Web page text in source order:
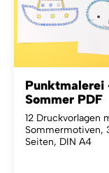
Punktmalerei
Sommer PDF
12 Druckvorlagen
Sommermotiven,
Seiten, DIN A4